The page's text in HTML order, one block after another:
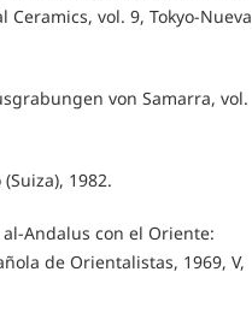
Ceramics, vol. 9, Tokyo-Nueva
von Samarra, vol.
1982.
al-Andalus con el Oriente:
de Orientalistas, 1969, V,